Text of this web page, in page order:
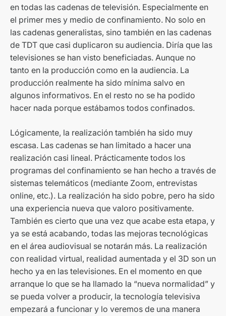
en todas las cadenas de televisión. Especialmente en
el primer mes y medio de confinamiento. No solo en
las cadenas generalistas, sino también en las cadenas
de TDT que casi duplicaron su audiencia. Diría que las
televisiones se han visto beneficiadas. Aunque no
tanto en la producción como en la audiencia. La
producción realmente ha sido mínima salvo en
algunos informativos. En el resto no se ha podido
hacer nada porque estábamos todos confinados.
Lógicamente, la realización también ha sido muy
escasa. Las cadenas se han limitado a hacer una
realización casi lineal. Prácticamente todos los
programas del confinamiento se han hecho a través de
sistemas telemáticos (mediante Zoom, entrevistas
online, etc.). La realización ha sido pobre, pero ha sido
una experiencia nueva que valoro positivamente.
También es cierto que una vez que acabe esta etapa, y
ya se está acabando, todas las mejoras tecnológicas
en el área audiovisual se notarán más. La realización
con realidad virtual, realidad aumentada y el 3D son un
hecho ya en las televisiones. En el momento en que
arranque lo que se ha llamado la “nueva normalidad” y
se pueda volver a producir, la tecnología televisiva
empezará a funcionar y lo veremos de una manera